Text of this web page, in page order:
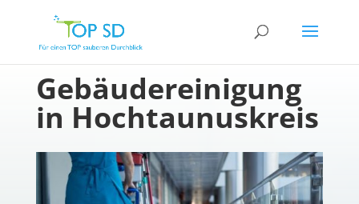
Gebäudereinigung
in Hochtaunuskreis